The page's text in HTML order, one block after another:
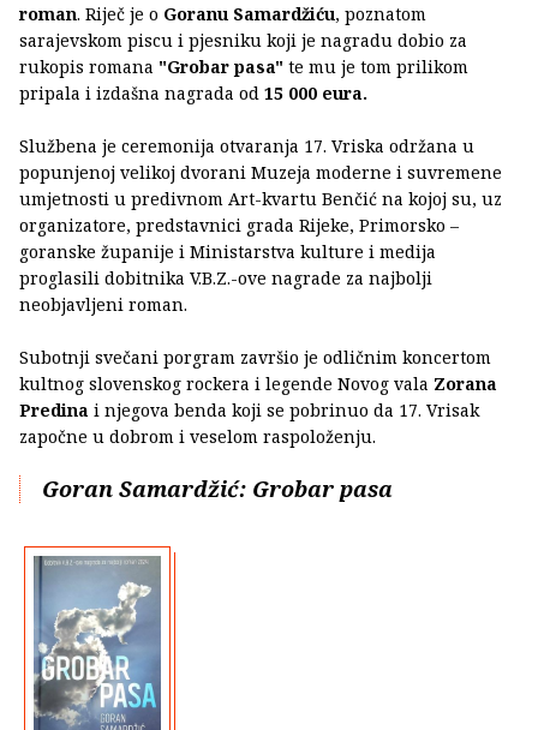
roman. Riječ je o Goranu Samardžiću, poznatom
sarajevskom piscu i pjesniku koji je nagradu dobio za
rukopis romana "Grobar pasa" te mu je tom prilikom
pripala i izdašna nagrada od 15 000 eura.
Službena je ceremonija otvaranja 17. Vriska održana u
popunjenoj velikoj dvorani Muzeja moderne i suvremene
umjetnosti u predivnom Art-kvartu Benčić na kojoj su, uz
organizatore, predstavnici grada Rijeke, Primorsko –
goranske županije i Ministarstva kulture i medija
proglasili dobitnika V.B.Z.-ove nagrade za najbolji
neobjavljeni roman.
Subotnji svečani porgram završio je odličnim koncertom
kultnog slovenskog rockera i legende Novog vala Zorana
Predina i njegova benda koji se pobrinuo da 17. Vrisak
započne u dobrom i veselom raspoloženju.
Goran Samardžić: Grobar pasa